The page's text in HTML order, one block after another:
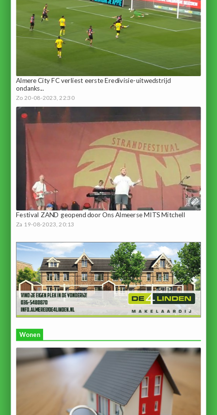
Almere City FC verliest eerste Eredivisie-uitwedstrijd
ondanks...
Zo 20-08-2023, 22:30
Festival ZAND geopend door Ons Almeerse MITS Mitchell
Za 19-08-2023, 20:13
Wonen